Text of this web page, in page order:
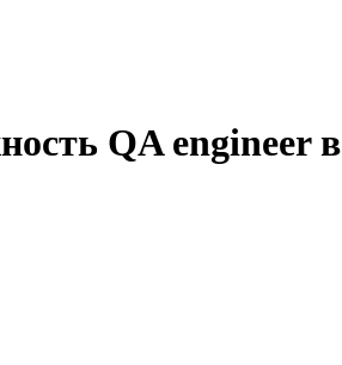
QA engineer